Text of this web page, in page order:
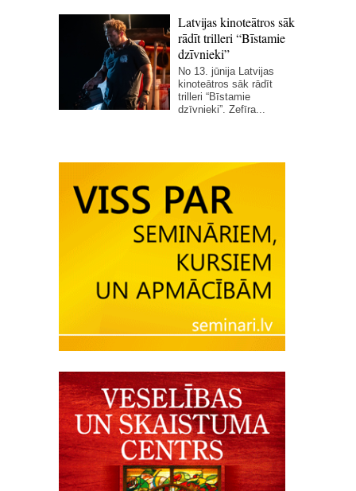
Latvijas kinoteātros sāk
rādīt trilleri “Bīstamie
dzīvnieki”
No 13. jūnija Latvijas
kinoteātros sāk rādīt
trilleri “Bīstamie
dzīvnieki”. Zefīra...